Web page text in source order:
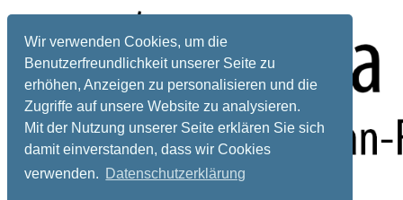
Wir verwenden Cookies, um die
Benutzerfreundlichkeit unserer Seite zu
erhöhen, Anzeigen zu personalisieren und die
Zugriffe auf unsere Website zu analysieren.
Mit der Nutzung unserer Seite erklären Sie sich
damit einverstanden, dass wir Cookies
verwenden. Datenschutzerklärung